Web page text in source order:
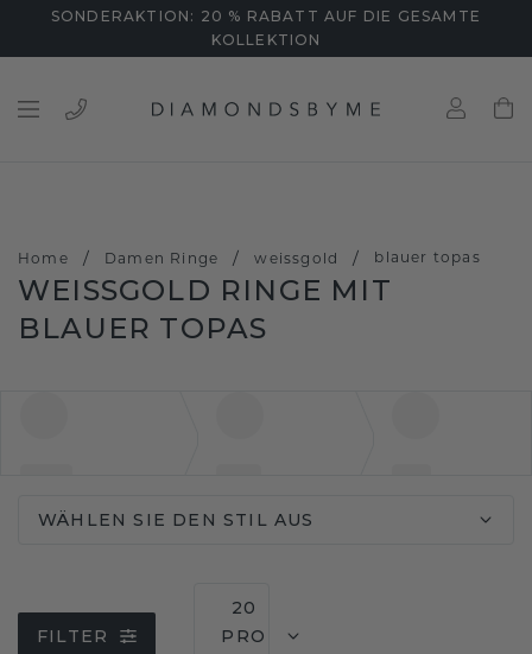
SONDERAKTION: 20 % RABATT AUF DIE GESAMTE
KOLLEKTION
Home / Damen Ringe / weissgold / blauer topas
WEISSGOLD RINGE MIT B
LAUER TOPAS
WÄHLEN SIE DEN STIL AUS
FILTER
20
PRO